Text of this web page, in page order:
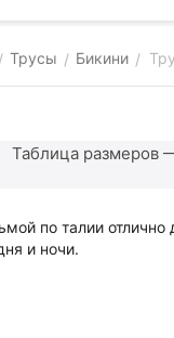
/ Трусы / Бикини /
Таблица размеров
по талии
и ночи.